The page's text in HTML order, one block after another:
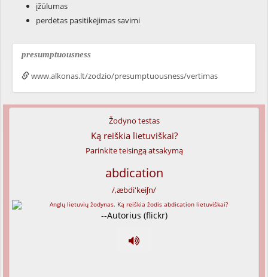
įžūlumas
perdėtas pasitikėjimas savimi
presumptuousness
www.alkonas.lt/zodzio/presumptuousness/vertimas
Žodyno testas
Ką reiškia lietuviškai?
Parinkite teisingą atsakymą
abdication
/,æbdi'keiʃn/
--Autorius (flickr)